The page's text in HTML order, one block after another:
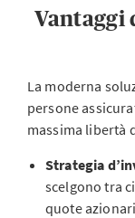
Vantaggi
La moderna
persone
massima libertà
Strategia
scelgono tra
quote